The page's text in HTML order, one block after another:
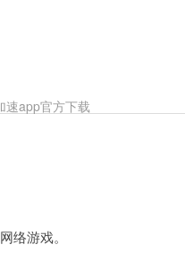
速app官方下载
游戏。